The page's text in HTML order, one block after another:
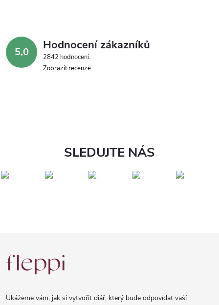
5,0 Hodnocení zákazníků
2842 hodnocení
Zobrazit recenze
SLEDUJTE NÁS
á
Ukážeme vám, jak si vytvořit diář, který bude odpovídat vaší